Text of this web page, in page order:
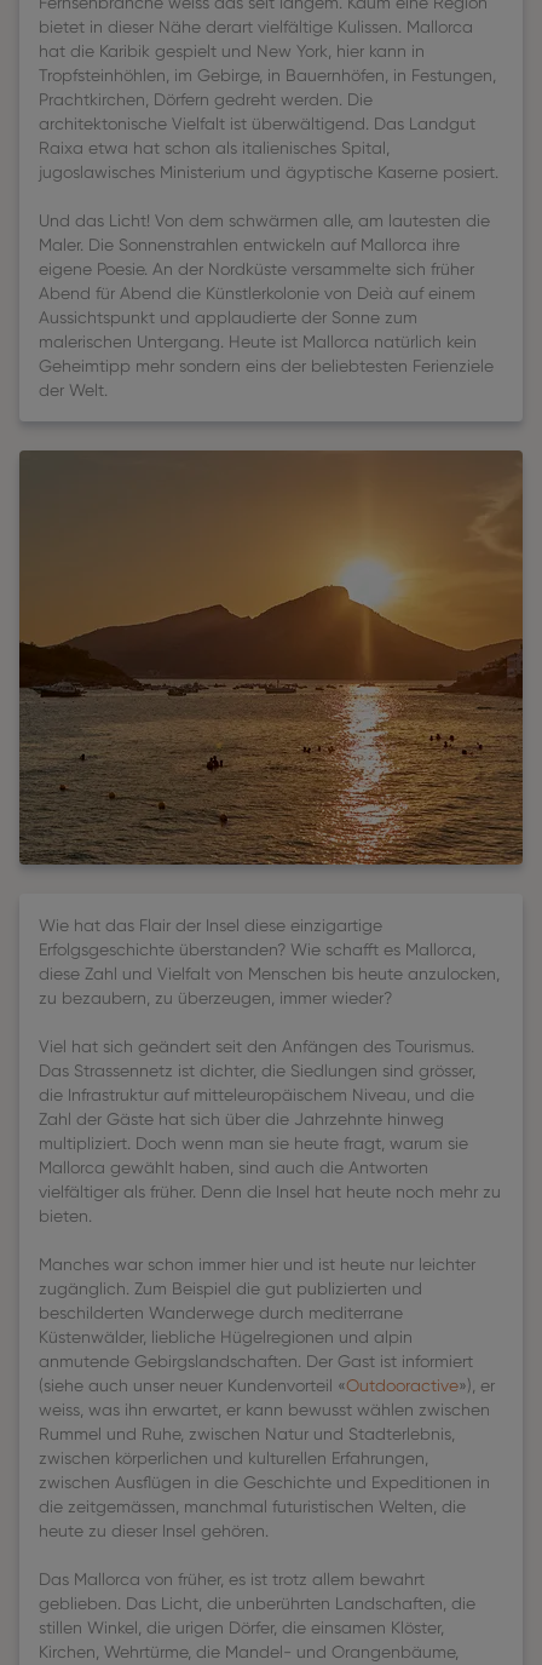
bietet in dieser Nähe derart vielfältige Kulissen. Mallorca
hat die Karibik gespielt und New York, hier kann in
Tropfsteinhöhlen, im Gebirge, in Bauernhöfen, in Festungen,
Prachtkirchen, Dörfern gedreht werden. Die
architektonische Vielfalt ist überwältigend. Das Landgut
Raixa etwa hat schon als italienisches Spital,
jugoslawisches Ministerium und ägyptische Kaserne posiert.
Und das Licht! Von dem schwärmen alle, am lautesten die
Maler. Die Sonnenstrahlen entwickeln auf Mallorca ihre
eigene Poesie. An der Nordküste versammelte sich früher
Abend für Abend die Künstlerkolonie von Deià auf einem
Aussichtspunkt und applaudierte der Sonne zum
malerischen Untergang. Heute ist Mallorca natürlich kein
Geheimtipp mehr sondern eins der beliebtesten Ferienziele
der Welt.
Wie hat das Flair der Insel diese einzigartige
Erfolgsgeschichte überstanden? Wie schafft es Mallorca,
diese Zahl und Vielfalt von Menschen bis heute anzulocken,
zu bezaubern, zu überzeugen, immer wieder?
Viel hat sich geändert seit den Anfängen des Tourismus.
Das Strassennetz ist dichter, die Siedlungen sind grösser,
die Infrastruktur auf mitteleuropäischem Niveau, und die
Zahl der Gäste hat sich über die Jahrzehnte hinweg
multipliziert. Doch wenn man sie heute fragt, warum sie
Mallorca gewählt haben, sind auch die Antworten
vielfältiger als früher. Denn die Insel hat heute noch mehr zu
bieten.
Manches war schon immer hier und ist heute nur leichter
zugänglich. Zum Beispiel die gut publizierten und
beschilderten Wanderwege durch mediterrane
Küstenwälder, liebliche Hügelregionen und alpin
anmutende Gebirgslandschaften. Der Gast ist informiert
(siehe auch unser neuer Kundenvorteil «Outdooractive»), er
weiss, was ihn erwartet, er kann bewusst wählen zwischen
Rummel und Ruhe, zwischen Natur und Stadterlebnis,
zwischen körperlichen und kulturellen Erfahrungen,
zwischen Ausflügen in die Geschichte und Expeditionen in
die zeitgemässen, manchmal futuristischen Welten, die
heute zu dieser Insel gehören.
Das Mallorca von früher, es ist trotz allem bewahrt
geblieben. Das Licht, die unberührten Landschaften, die
stillen Winkel, die urigen Dörfer, die einsamen Klöster,
Kirchen, Wehrtürme, die Mandel- und Orangenbäume,